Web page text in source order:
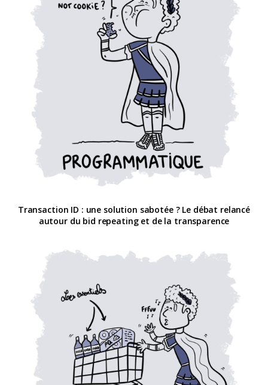
Transaction ID : une solution sabotée ? Le débat relancé
autour du bid repeating et de la transparence